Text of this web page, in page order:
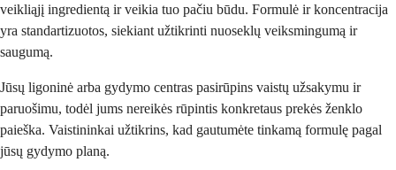
veikliąjį ingredientą ir veikia tuo pačiu būdu. Formulė ir koncentracija
yra standartizuotos, siekiant užtikrinti nuoseklų veiksmingumą ir
saugumą.
Jūsų ligoninė arba gydymo centras pasirūpins vaistų užsakymu ir
paruošimu, todėl jums nereikės rūpintis konkretaus prekės ženklo
paieška. Vaistininkai užtikrins, kad gautumėte tinkamą formulę pagal
jūsų gydymo planą.